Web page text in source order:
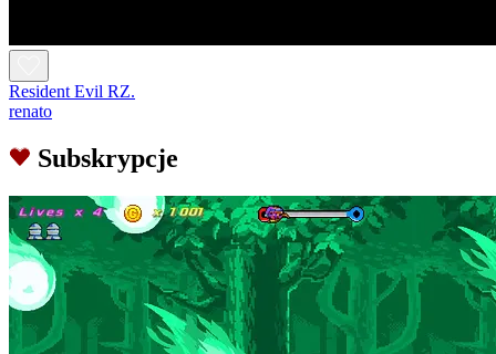
Resident Evil RZ.
renato
Subskrypcje